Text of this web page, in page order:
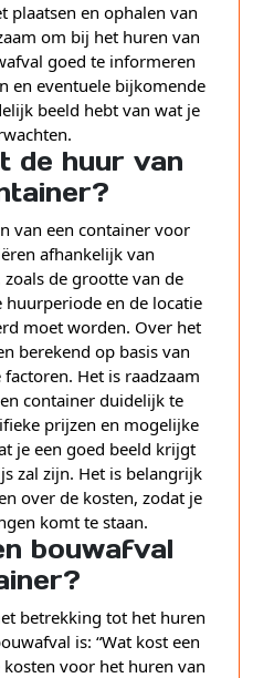
plaatsen en ophalen van
om bij het huren van
goed te informeren
en eventuele bijkomende
beeld hebt van wat je
de huur van
van een container voor
afhankelijk van
de grootte van de
huurperiode en de locatie
moet worden. Over het
berekend op basis van
Het is raadzaam
container duidelijk te
prijzen en mogelijke
je een goed beeld krijgt
zal zijn. Het is belangrijk
over de kosten, zodat je
komt te staan.
bouwafval
betrekking tot het huren
is: “Wat kost een
voor het huren van